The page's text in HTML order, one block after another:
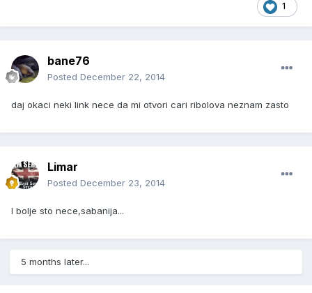
1
bane76
Posted December 22, 2014
daj okaci neki link nece da mi otvori cari ribolova neznam zasto
Limar
Posted December 23, 2014
I bolje sto nece,sabanija...
5 months later...